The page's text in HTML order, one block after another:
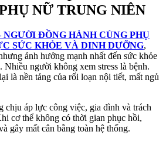
NỮ TRUNG NIÊN
NGƯỜI ĐỒNG HÀNH CÙNG PHỤ
SỨC KHỎE VÀ DINH DƯỠNG,
ảnh hưởng mạnh nhất đến sức khỏe
. Nhiều người không xem stress là bệnh.
là nền tảng của rối loạn nội tiết, mất ngủ
chịu áp lực công việc, gia đình và trách
cơ thể không có thời gian phục hồi,
gây mất cân bằng toàn hệ thống.